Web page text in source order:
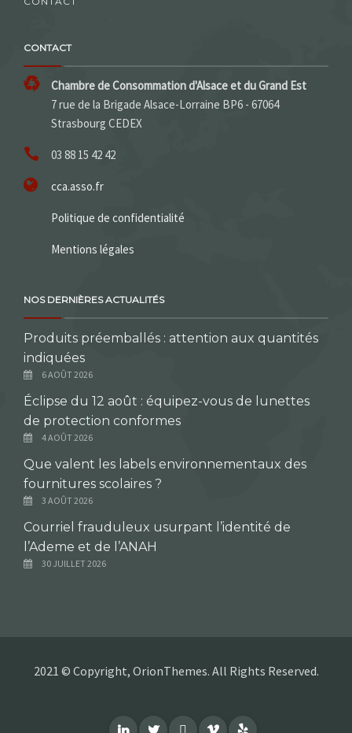
CONTACT
Chambre de Consommation d'Alsace et du Grand Est
7 rue de la Brigade Alsace-Lorraine BP6 - 67064
Strasbourg CEDEX
03 88 15 42 42
cca.asso.fr
Politique de confidentialité
Mentions légales
NOS DERNIÈRES ACTUALITÉS
Produits préemballés : attention aux quantités
indiquées
6 AOÛT 2026
Éclipse du 12 août : équipez-vous de lunettes
de protection conformes
4 AOÛT 2026
Que valent les labels environnementaux des
fournitures scolaires ?
3 AOÛT 2026
Courriel frauduleux usurpant l’identité de
l’Ademe et de l’ANAH
30 JUILLET 2026
2021 © Copyright, OrionThemes. All Rights Reserved.